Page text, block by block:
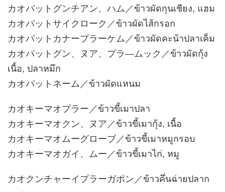
カオパットグンチアン、ハム／ข้าวผัดกุนเชียง, แฮม
カオパットサイクローク／ข้าวผัดไส้กรอก
カオパットカナープラーケム／ข้าวผัดคะน้าปลาเค็ม
カオパットグン、ヌア、プラ―ムック／ข้าวผัดกุ้ง
เนื้อ, ปลาหมึก
カオパットネーム／ข้าวผัดแหนม
カオキーマオプラー／ข้าวขี้เมาปลา
カオキーマオクン、ヌア／ข้าวขี้เมากุ้ง, เนื้อ
カオキーマオムーグローブ／ข้าวขี้เมาหมูกรอบ
カオキーマオガイ、ムー／ข้าวขี้เมาไก่, หมู
カオクンチャーイプラーガポン／ข้าวคึ่นฉ่ายปลาก